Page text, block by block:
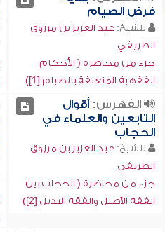
فرض الصيام
للشيخ: عبد العزيز بن مرزوق
الطريفي
جزء من محاضرة ( الأحكام
الفقهية المتعلقة بالصيام [1])
الفهرس:أقوال
التابعين والعلماء في
الحجاب
للشيخ: عبد العزيز بن مرزوق
الطريفي
جزء من محاضرة ( الحجاب بين
الفقه الأصيل والفقه البديل [2])